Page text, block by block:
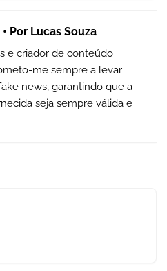
Por Lucas Souza
e criador de conteúdo
me sempre a levar
news, garantindo que a
seja sempre válida e